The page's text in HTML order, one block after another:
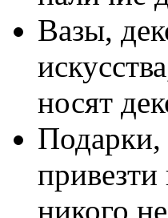
Вазы,
носят
Подарки,
никого